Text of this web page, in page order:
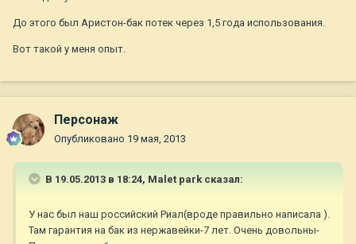
До этого был Аристон-бак потек через 1,5 года использования.
Вот такой у меня опыт.
Персонаж
Опубликовано 19 мая, 2013
В 19.05.2013 в 18:24, Malet park сказал:
У нас был наш российский Риал(вроде правильно написала ).
Там гарантия на бак из нержавейки-7 лет. Очень довольны-